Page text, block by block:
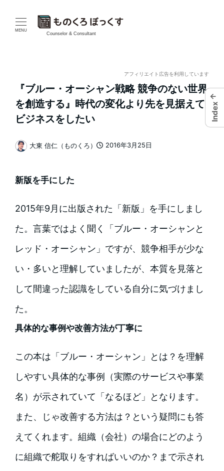
MENU
Counselor & Consultant
アフィリエイト広告を利用しています
『ブルー・オーシャン戦略 競争のない世界
を創造する』時代の変化より先を見据えて
ビジネスをしたい
2016年3月25日
著
大東 信仁（ものくろ）
新版を手にした
2015年9月に出版された「新版」を手にしまし
た。言葉ではよく聞く「ブルー・オーシャンと
レッド・オーシャン」ですが、競争相手が少な
い・多いと理解していましたが、本質を見落と
して間違った認識をしている自分に気づけまし
た。
具体的な事例や改善方法が丁寧に
この本は「ブルー・オーシャン」とは？を理解
しやすい具体的な事例（実際のサービスや事業
名）が示されていて「なるほど」となります。
また、じゃ改善する方法は？という疑問にも答
えてくれます。組織（会社）の場合にどのよう
に組織で舵取りをすればいいのか？まで示され
←
Index